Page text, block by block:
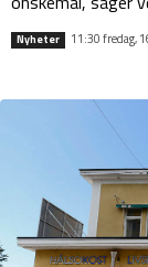
Nyheter 11:30 fredag,